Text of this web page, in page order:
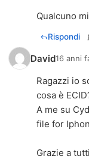
Qualcuno
Rispondi
David16 anni
Ragazzi io
cosa è
A me su
file for
Grazie a tutti